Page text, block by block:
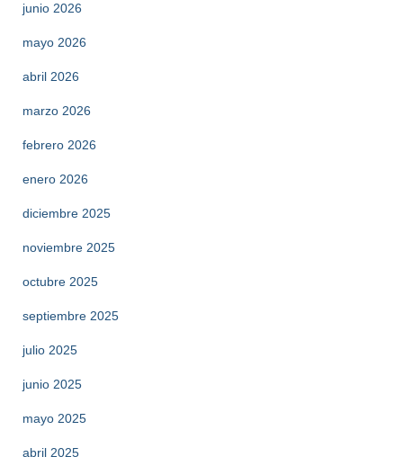
junio 2026
mayo 2026
abril 2026
marzo 2026
febrero 2026
enero 2026
diciembre 2025
noviembre 2025
octubre 2025
septiembre 2025
julio 2025
junio 2025
mayo 2025
abril 2025